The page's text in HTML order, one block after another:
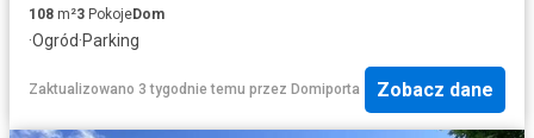
108 m²3 PokojeDom
·Ogród·Parking
Zaktualizowano 3 tygodnie temu przez Domiporta Zobacz dane